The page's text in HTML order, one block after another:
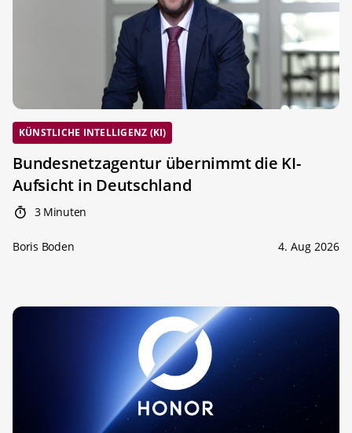
KÜNSTLICHE INTELLIGENZ (KI)
Bundesnetzagentur übernimmt die KI-
Aufsicht in Deutschland
3 Minuten
Boris Boden 4. Aug 2026